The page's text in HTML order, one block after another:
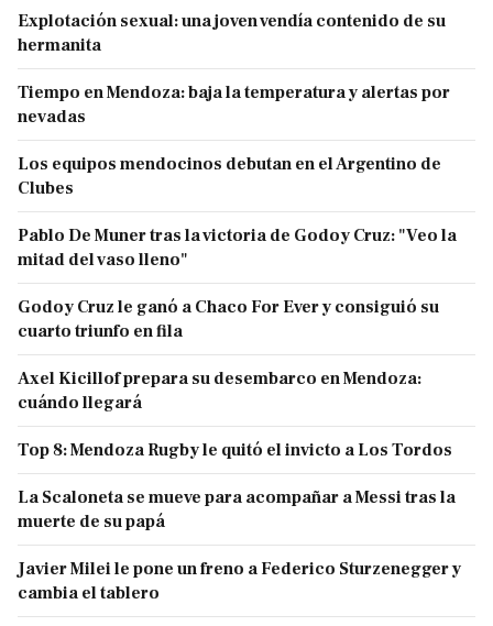
Explotación sexual: una joven vendía contenido de su
hermanita
Tiempo en Mendoza: baja la temperatura y alertas por
nevadas
Los equipos mendocinos debutan en el Argentino de
Clubes
Pablo De Muner tras la victoria de Godoy Cruz: "Veo la
mitad del vaso lleno"
Godoy Cruz le ganó a Chaco For Ever y consiguió su
cuarto triunfo en fila
Axel Kicillof prepara su desembarco en Mendoza:
cuándo llegará
Top 8: Mendoza Rugby le quitó el invicto a Los Tordos
La Scaloneta se mueve para acompañar a Messi tras la
muerte de su papá
Javier Milei le pone un freno a Federico Sturzenegger y
cambia el tablero